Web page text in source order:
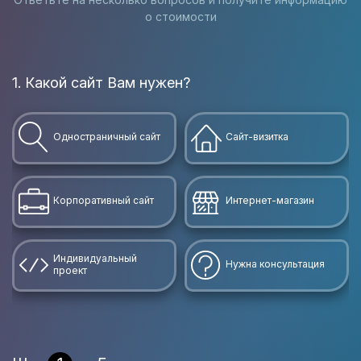
о стоимости
1. Какой сайт Вам нужен?
Одностраничный сайт Сайт-визитка
Корпоративный сайт Интернет-магазин
Индивидуальный
проект
Нужна консультация